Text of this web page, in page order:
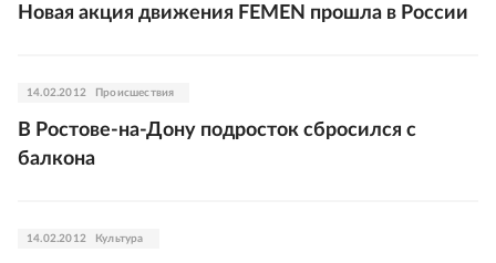
Новая акция движения FEMEN прошла в России
14.02.2012 Происшествия
В Ростове-на-Дону подросток сбросился с
балкона
14.02.2012 Культура